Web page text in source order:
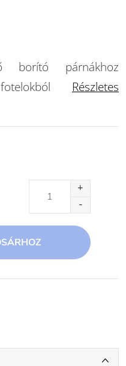
borító párnákhoz
Részletes